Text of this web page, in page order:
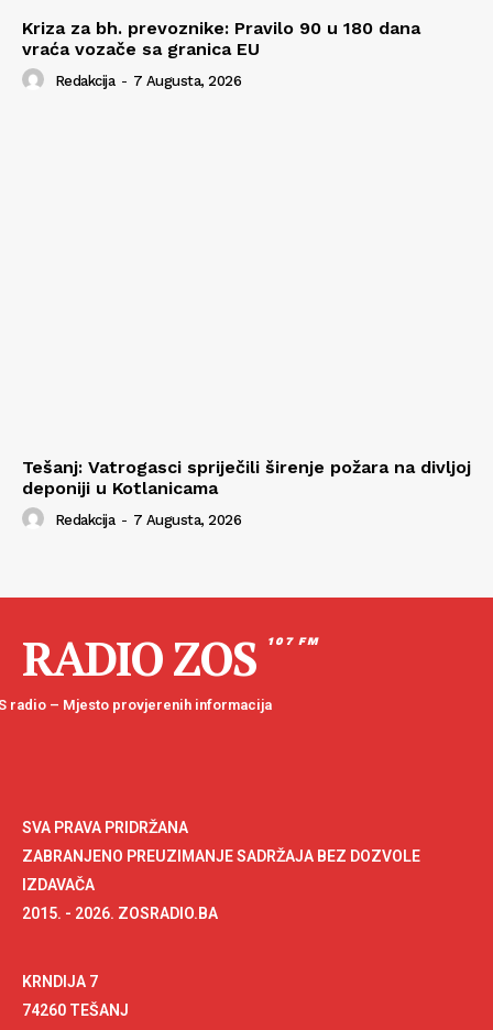
Kriza za bh. prevoznike: Pravilo 90 u 180 dana
vraća vozače sa granica EU
Redakcija - 7 Augusta, 2026
Tešanj: Vatrogasci spriječili širenje požara na divljoj
deponiji u Kotlanicama
Redakcija - 7 Augusta, 2026
RADIO ZOS 107 FM
radio – Mjesto provjerenih informacija
SVA PRAVA PRIDRŽANA
ZABRANJENO PREUZIMANJE SADRŽAJA BEZ DOZVOLE
IZDAVAČA
2015. - 2026. ZOSRADIO.BA
KRNDIJA 7
74260 TEŠANJ